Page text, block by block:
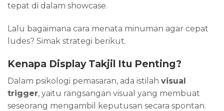
tepat di dalam showcase.
Lalu bagaimana cara menata minuman agar cepat
ludes? Simak strategi berikut.
Kenapa Display Takjil Itu Penting?
Dalam psikologi pemasaran, ada istilah visual
trigger, yaitu rangsangan visual yang membuat
seseorang mengambil keputusan secara spontan.